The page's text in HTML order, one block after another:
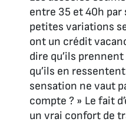
entre 35 et 40h par
petites variations
ont un crédit
dire qu’ils
qu’ils en
sensation ne vaut
compte ? » Le fait
un vrai confort de